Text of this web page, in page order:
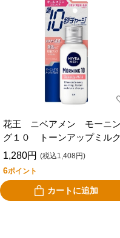
花王 ニベアメン モーニン
グ１０ トーンアップミルク
1,280円 (税込1,408円)
6ポイント
カートに追加